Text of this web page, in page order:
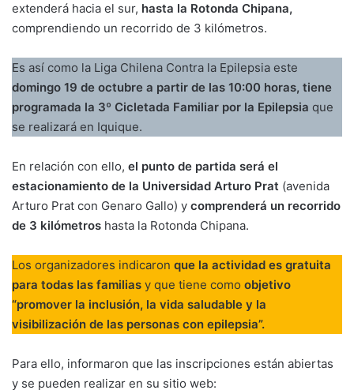
extenderá hacia el sur, hasta la Rotonda Chipana,
comprendiendo un recorrido de 3 kilómetros.
Es así como la Liga Chilena Contra la Epilepsia este
domingo 19 de octubre a partir de las 10:00 horas, tiene
programada la 3º Cicletada Familiar por la Epilepsia que
se realizará en Iquique.
En relación con ello, el punto de partida será el
estacionamiento de la Universidad Arturo Prat (avenida
Arturo Prat con Genaro Gallo) y comprenderá un recorrido
de 3 kilómetros hasta la Rotonda Chipana.
Los organizadores indicaron que la actividad es gratuita
para todas las familias y que tiene como objetivo
“promover la inclusión, la vida saludable y la
visibilización de las personas con epilepsia”.
Para ello, informaron que las inscripciones están abiertas
y se pueden realizar en su sitio web: